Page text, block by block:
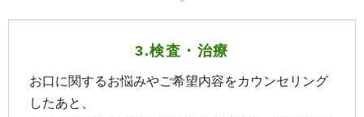
3.検査・治療
お口に関するお悩みやご希望内容をカウンセリング
したあと、